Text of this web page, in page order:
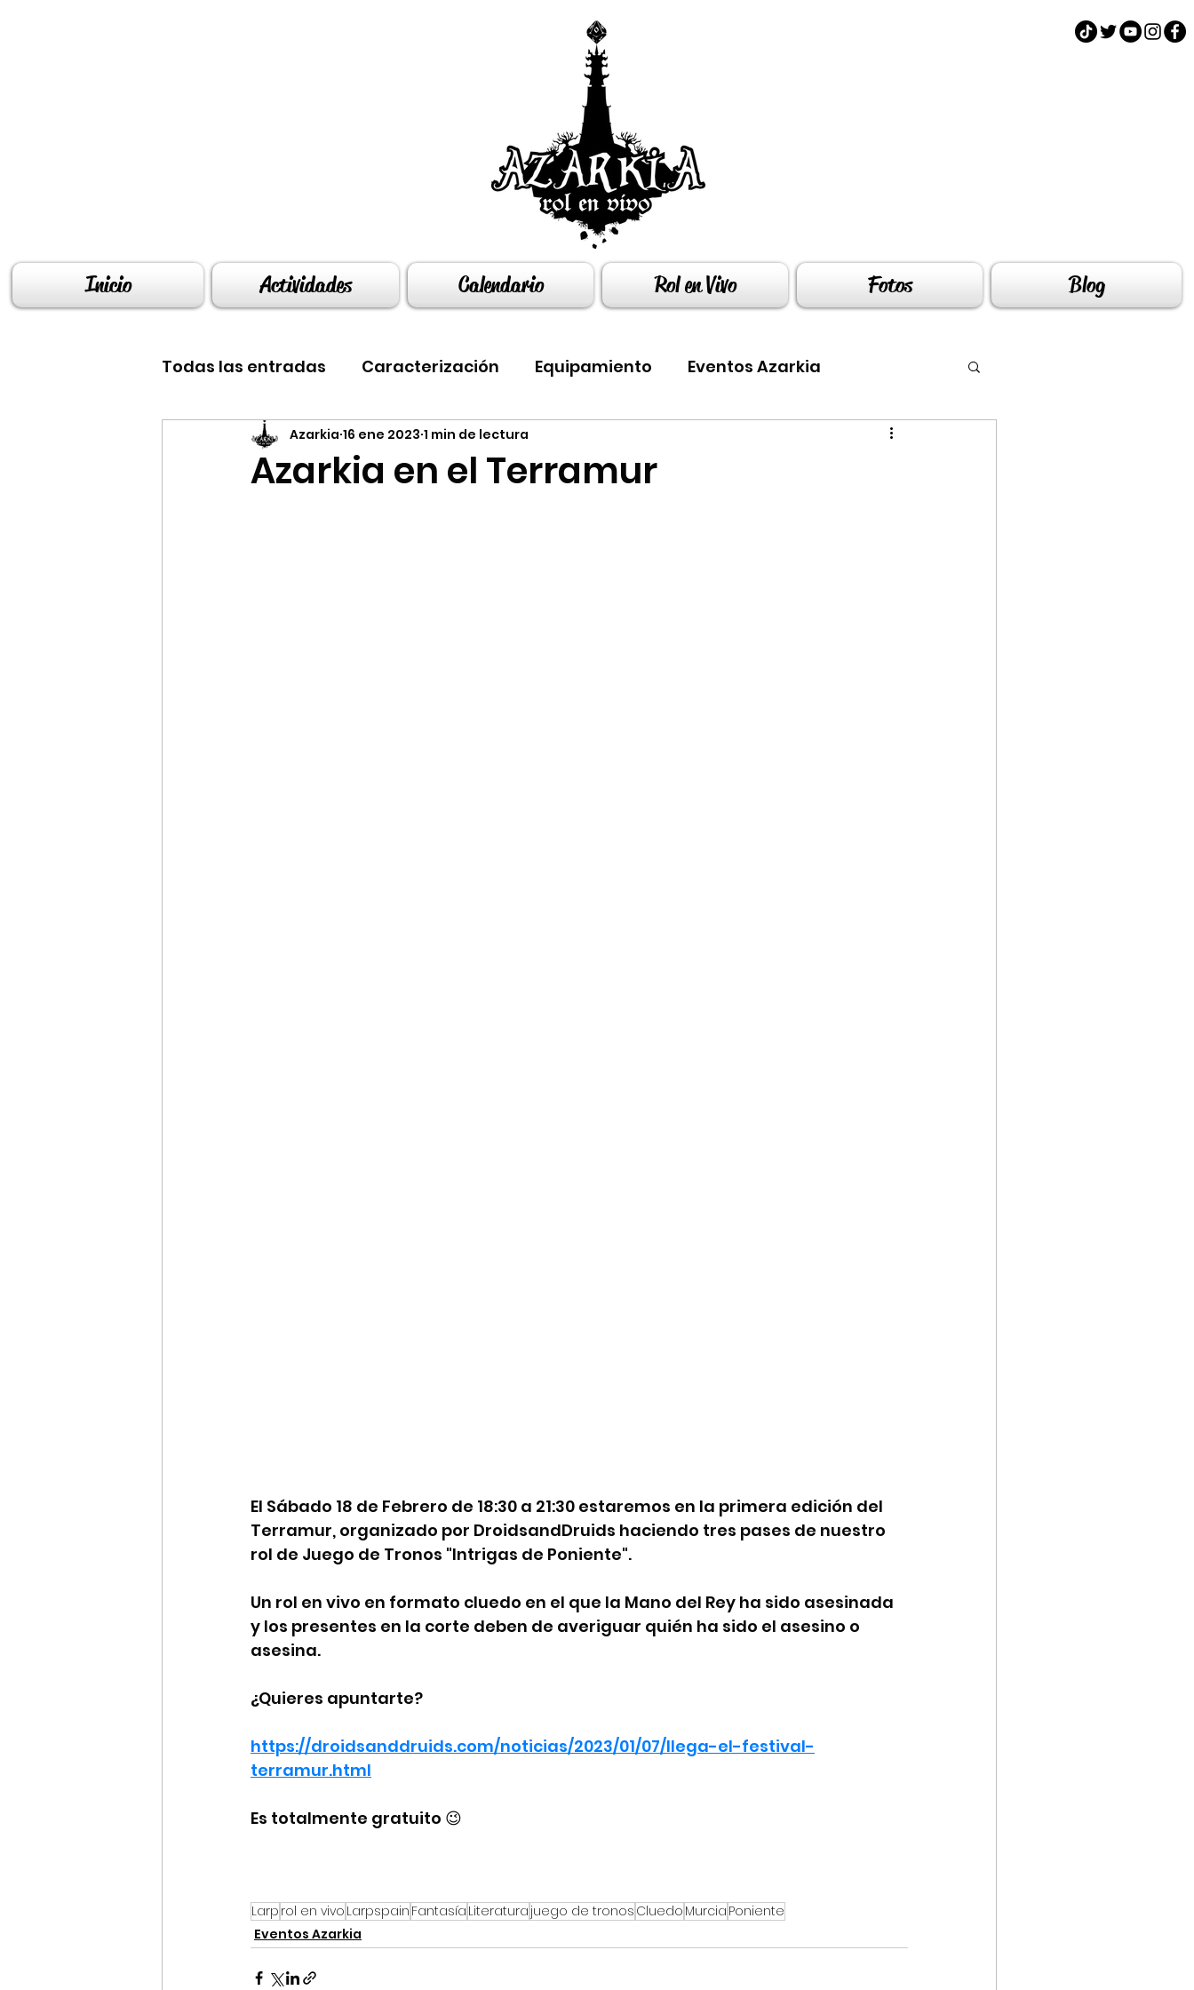
Inicio Actividades Calendario Rol en Vivo Fotos Blog
Todas las entradas Caracterización Equipamiento Eventos Azarkia
Concursos y Sorteos Literatura y Larp
Azarkia en el Terramur
Azarkia 16 ene 2023 1 min de lectura
El Sábado 18 de Febrero de 18:30 a 21:30 estaremos en la primera edición del
Terramur, organizado por DroidsandDruids haciendo tres pases de nuestro
rol de Juego de Tronos "Intrigas de Poniente".
Un rol en vivo en formato cluedo en el que la Mano del Rey ha sido asesinada
y los presentes en la corte deben de averiguar quién ha sido el asesino o
asesina.
¿Quieres apuntarte?
https://droidsanddruids.com/noticias/2023/01/07/llega-el-festival-
terramur.html
Es totalmente gratuito 😉
Larp rol en vivo Larpspain Fantasía Literatura juego de tronos Cluedo Murcia Poniente
Eventos Azarkia